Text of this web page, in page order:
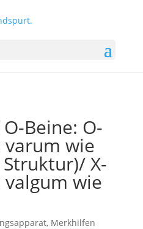
Beine: O-
varum wie
X-
valgum wie
, Merkhilfen